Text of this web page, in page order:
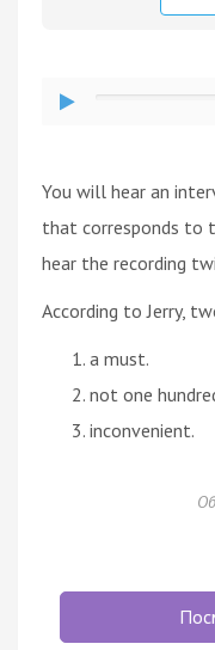
You will hear an
that corresponds to
hear the recording
According to Jerry,
a must.
not one
inconvenient.